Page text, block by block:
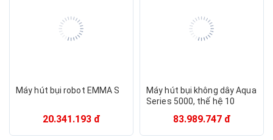
Máy hút bụi robot EMMA S
20.341.193 đ
Máy hút bụi không dây Aqua
Series 5000, thế hệ 10
hiệu Hà Lan cao cấp Philips
- XC5141. HÀNG CHÍNH
83.989.747 đ